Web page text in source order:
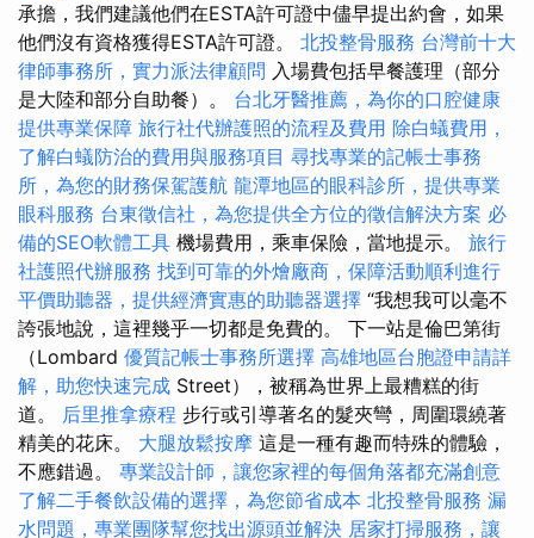
承擔，我們建議他們在ESTA許可證中儘早提出約會，如果
他們沒有資格獲得ESTA許可證。 北投整骨服務 台灣前十大
律師事務所，實力派法律顧問 入場費包括早餐護理（部分
是大陸和部分自助餐）。 台北牙醫推薦，為你的口腔健康
提供專業保障 旅行社代辦護照的流程及費用 除白蟻費用，
了解白蟻防治的費用與服務項目 尋找專業的記帳士事務
所，為您的財務保駕護航 龍潭地區的眼科診所，提供專業
眼科服務 台東徵信社，為您提供全方位的徵信解決方案 必
備的SEO軟體工具 機場費用，乘車保險，當地提示。 旅行
社護照代辦服務 找到可靠的外燴廠商，保障活動順利進行
平價助聽器，提供經濟實惠的助聽器選擇 “我想我可以毫不
誇張地說，這裡幾乎一切都是免費的。 下一站是倫巴第街
（Lombard 優質記帳士事務所選擇 高雄地區台胞證申請詳
解，助您快速完成 Street），被稱為世界上最糟糕的街
道。 后里推拿療程 步行或引導著名的髮夾彎，周圍環繞著
精美的花床。 大腿放鬆按摩 這是一種有趣而特殊的體驗，
不應錯過。 專業設計師，讓您家裡的每個角落都充滿創意
了解二手餐飲設備的選擇，為您節省成本 北投整骨服務 漏
水問題，專業團隊幫您找出源頭並解決 居家打掃服務，讓